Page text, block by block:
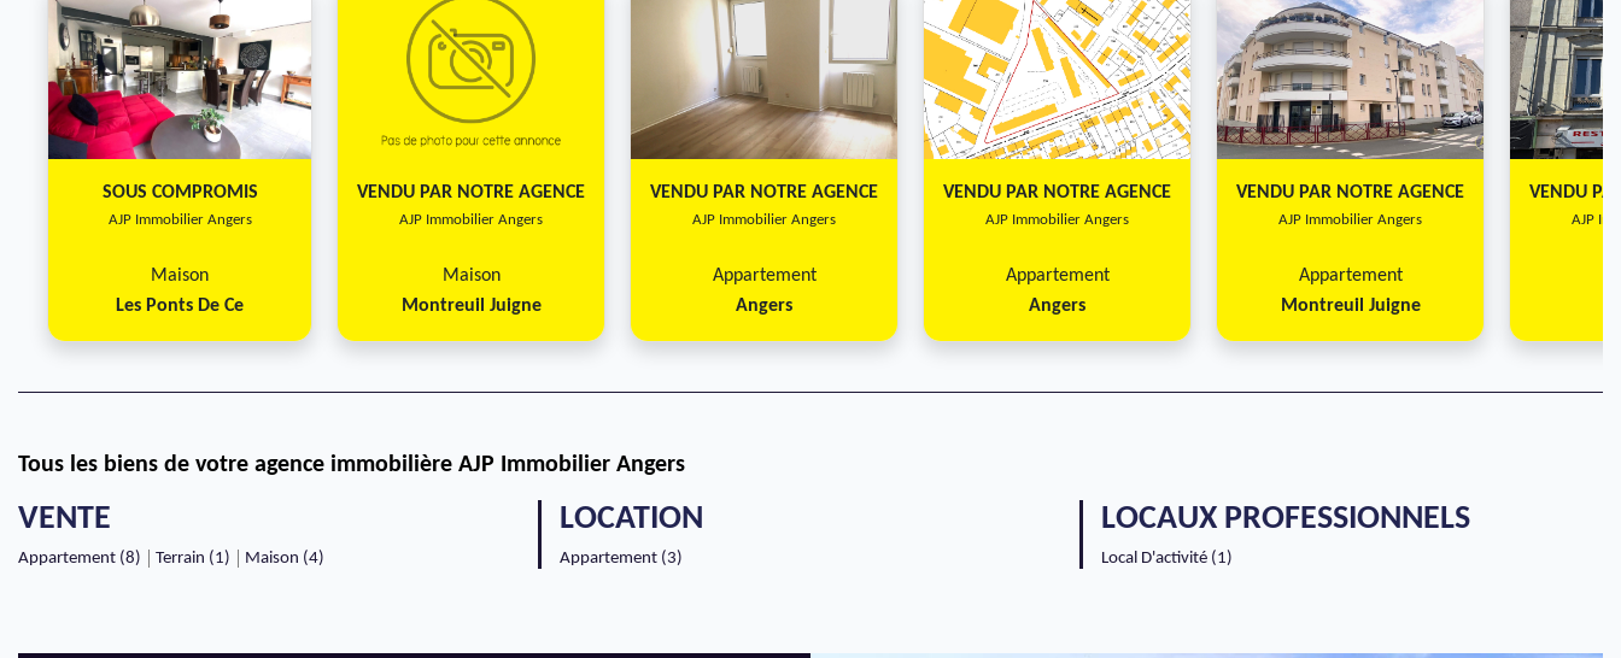
SOUS COMPROMIS
AJP Immobilier Angers
Maison
Les Ponts De Ce
VENDU PAR NOTRE AGENCE
AJP Immobilier Angers
Maison
Montreuil Juigne
VENDU PAR NOTRE AGENCE
AJP Immobilier Angers
Appartement
Angers
VENDU PAR NOTRE AGENCE
AJP Immobilier Angers
Appartement
Angers
VENDU PAR NOTRE AGENCE
AJP Immobilier Angers
Appartement
Montreuil Juigne
VENDU
AJP
Tous les biens de votre agence immobilière AJP Immobilier Angers
VENTE
Appartement (8) Terrain (1) Maison (4)
LOCATION
Appartement (3)
LOCAUX PROFESSIONNELS
Local D'activité (1)